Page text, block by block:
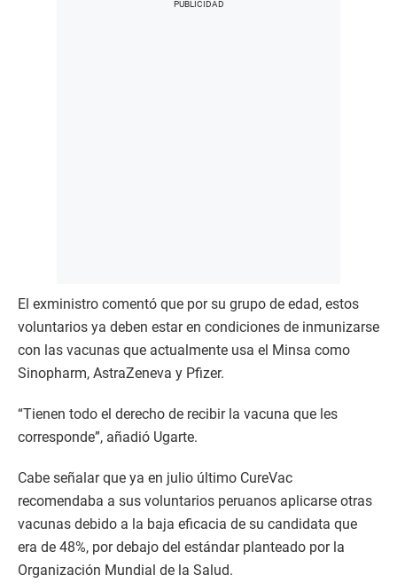
El exministro comentó que por su grupo de edad, estos
voluntarios ya deben estar en condiciones de inmunizarse
con las vacunas que actualmente usa el Minsa como
Sinopharm, AstraZeneva y Pfizer.
“Tienen todo el derecho de recibir la vacuna que les
corresponde”, añadió Ugarte.
Cabe señalar que ya en julio último CureVac
recomendaba a sus voluntarios peruanos aplicarse otras
vacunas debido a la baja eficacia de su candidata que
era de 48%, por debajo del estándar planteado por la
Organización Mundial de la Salud.